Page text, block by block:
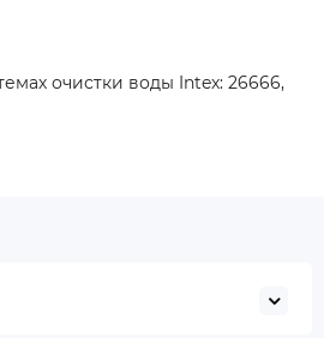
очистки воды Intex: 26666,